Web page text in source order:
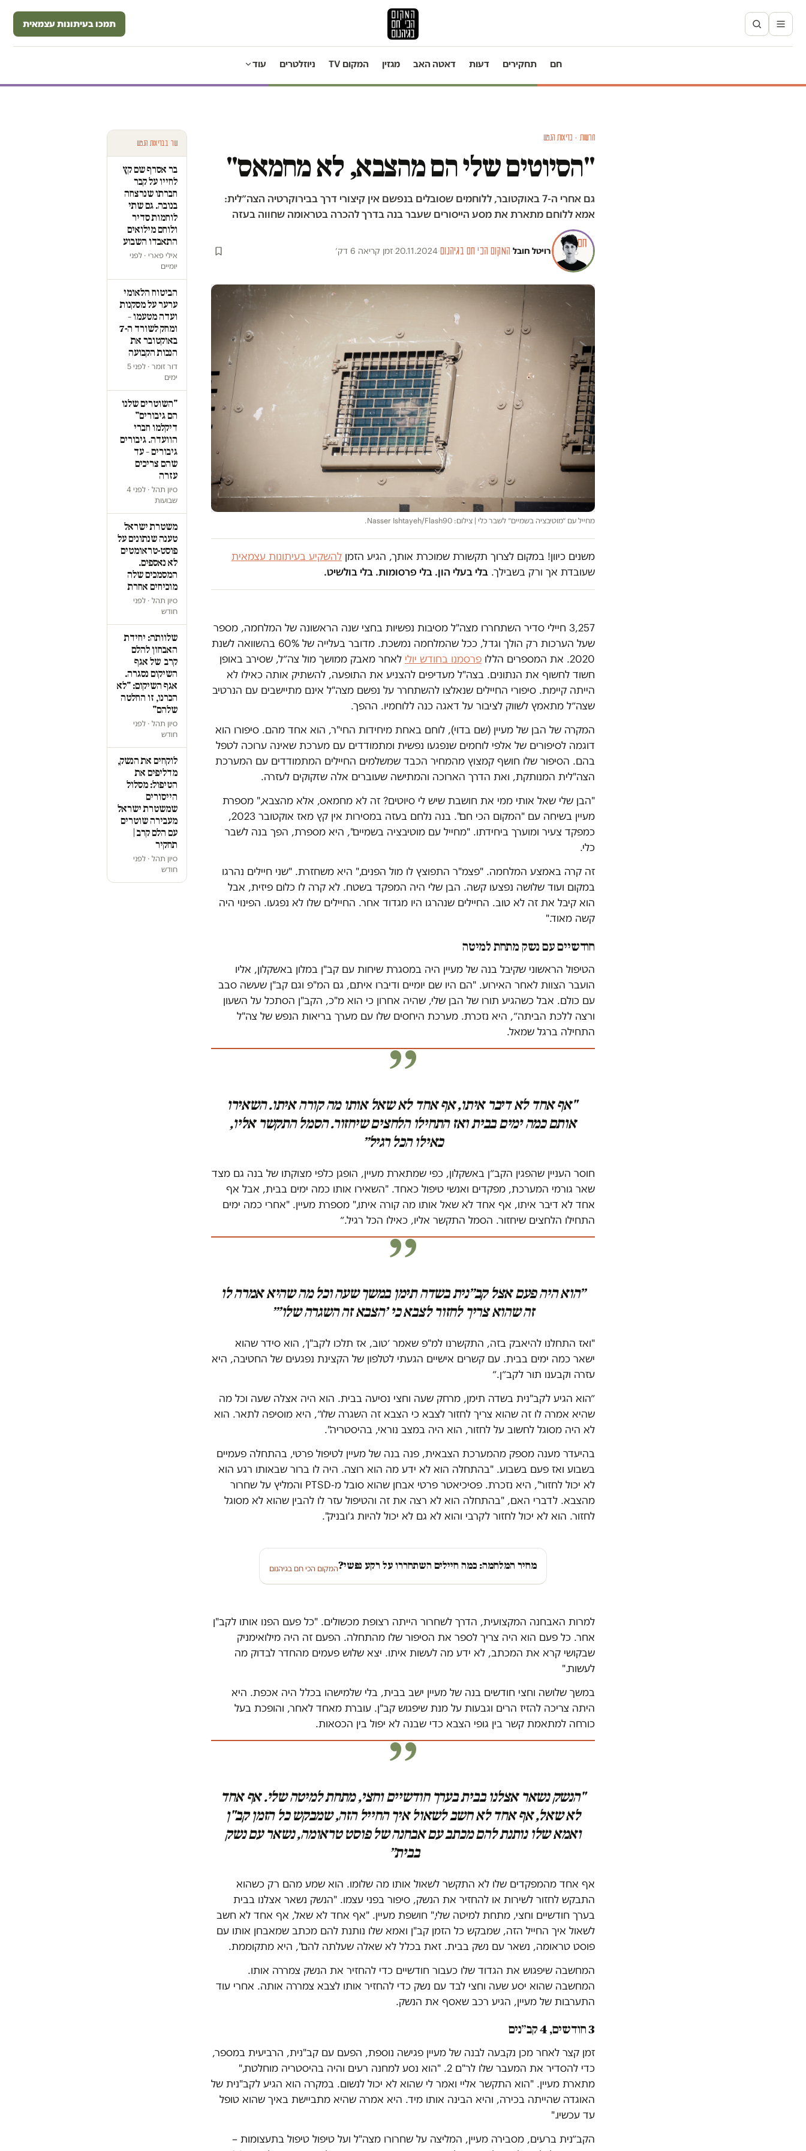
תמכו בעיתונות עצמאית
חם תחקירים דעות דאטה האב מגזין המקום TV ניוזלטרים עוד
חדשות · בריאות הנפש
"הסיוטים שלי הם מהצבא, לא מחמאס"
גם אחרי ה-7 באוקטובר, ללוחמים שסובלים בנפשם אין קיצורי דרך בבירוקרטיה הצה״לית:
אמא ללוחם מתארת את מסע הייסורים שעבר בנה בדרך להכרה בטראומה שחווה בעזה
רויטל חובל·המקום הכי חם בגיהנום·
20.11.2024
·זמן קריאה 6 דק׳
מחייל עם ״מוטיבציה בשמיים״ לשבר כלי | צילום: Nasser Ishtayeh/Flash90.
משנים כיוון! במקום לצרוך תקשורת שמוכרת אותך, הגיע הזמן להשקיע בעיתונות עצמאית
שעובדת אך ורק בשבילך. בלי בעלי הון. בלי פרסומות. בלי בולשיט.
3,257 חיילי סדיר השתחררו מצה"ל מסיבות נפשיות בחצי שנה הראשונה של המלחמה, מספר
שעל הערכות רק הולך וגדל, ככל שהמלחמה נמשכת. מדובר בעלייה של 60% בהשוואה לשנת
2020. את המספרים הללו
פרסמנו בחודש יולי לאחר מאבק ממושך מול צה״ל, שסירב באופן
חשוד לחשוף את הנתונים. בצה"ל מעדיפים להצניע את התופעה, להשתיק אותה כאילו לא
הייתה קיימת. סיפורי החיילים שנאלצו להשתחרר על נפשם מצה"ל אינם מתיישבים עם הנרטיב
שצה״ל מתאמץ לשווק לציבור על דאגה כנה ללוחמיו. ההפך.
המקרה של הבן של מעיין (שם בדוי), לוחם באחת מיחידות החי"ר, הוא אחד מהם. סיפורו הוא
דוגמה לסיפורים של אלפי לוחמים שנפגעו נפשית ומתמודדים עם מערכת שאינה ערוכה לטפל
בהם. הסיפור שלו חושף קמצוץ מהמחיר הכבד שמשלמים החיילים המתמודדים עם המערכת
הצה"לית המנותקת, ואת הדרך הארוכה והמתישה שעוברים אלה שזקוקים לעזרה.
"הבן שלי שאל אותי ממי את חושבת שיש לי סיוטים? זה לא מחמאס, אלא מהצבא," מספרת
מעיין בשיחה עם "המקום הכי חם". בנה נלחם בעזה במסירות אין קץ מאז אוקטובר 2023,
כמפקד צעיר ומוערך ביחידתו. "מחייל עם מוטיבציה בשמיים", היא מספרת, הפך בנה לשבר
כלי.
זה קרה באמצע המלחמה. "פצמ"ר התפוצץ לו מול הפנים," היא משחזרת. "שני חיילים נהרגו
במקום ועוד שלושה נפצעו קשה. הבן שלי היה המפקד בשטח. לא קרה לו כלום פיזית, אבל
הוא קיבל את זה לא טוב. החיילים שנהרגו היו מגדוד אחר. החיילים שלו לא נפגעו. הפינוי היה
קשה מאוד."
חודשיים עם נשק מתחת למיטה
הטיפול הראשוני שקיבל בנה של מעיין היה במסגרת שיחות עם קב"ן במלון באשקלון, אליו
הועבר הצוות לאחר האירוע. "הם היו שם יומיים ודיברו איתם, גם המ"פ וגם קב"ן שעשה סבב
עם כולם. אבל כשהגיע תורו של הבן שלי, שהיה אחרון כי הוא מ"כ, הקב"ן הסתכל על השעון
ורצה ללכת הביתה״, היא נזכרת. מערכת היחסים שלו עם מערך בריאות הנפש של צה"ל
התחילה ברגל שמאל.
"אף אחד לא דיבר איתו, אף אחד לא שאל אותו מה קורה איתו. השאירו
אותם כמה ימים בבית ואז התחילו הלחצים שיחזור. הסמל התקשר אליו,
כאילו הכל רגיל״
חוסר העניין שהפגין הקב״ן באשקלון, כפי שמתארת מעיין, הופגן כלפי מצוקתו של בנה גם מצד
שאר גורמי המערכת, מפקדים ואנשי טיפול כאחד. "השאירו אותו כמה ימים בבית, אבל אף
אחד לא דיבר איתו, אף אחד לא שאל אותו מה קורה איתו," מספרת מעיין. "אחרי כמה ימים
התחילו הלחצים שיחזור. הסמל התקשר אליו, כאילו הכל רגיל.״
״הוא היה פעם אצל קב״נית בשדה תימן במשך שעה וכל מה שהיא אמרה לו
זה שהוא צריך לחזור לצבא כי ׳הצבא זה השגרה שלו׳״
"ואז התחלנו להיאבק בזה, התקשרנו למ"פ שאמר ׳טוב, אז תלכו לקב"ן׳, הוא סידר שהוא
ישאר כמה ימים בבית. עם קשרים אישיים הגעתי לטלפון של הקצינת נפגעים של החטיבה, היא
עזרה וקבענו תור לקב״ן.״
״הוא הגיע לקב"נית בשדה תימן, מרחק שעה וחצי נסיעה בבית. הוא היה אצלה שעה וכל מה
שהיא אמרה לו זה שהוא צריך לחזור לצבא כי הצבא זה השגרה שלו״, היא מוסיפה לתאר. הוא
לא היה מסוגל לחשוב על לחזור, הוא היה במצב נוראי, בהיסטריה".
בהיעדר מענה מספק מהמערכת הצבאית, פנה בנה של מעיין לטיפול פרטי, בהתחלה פעמיים
בשבוע ואז פעם בשבוע. "בהתחלה הוא לא ידע מה הוא רוצה. היה לו ברור שבאותו רגע הוא
לא יכול לחזור", היא נזכרת. פסיכיאטר פרטי אבחן שהוא סובל מ-PTSD והמליץ על שחרור
מהצבא. לדברי האם, "בהתחלה הוא לא רצה את זה והטיפול עזר לו להבין שהוא לא מסוגל
לחזור. הוא לא יכול לחזור לקרבי והוא לא גם לא יכול להיות ג'ובניק".
מחיר המלחמה: כמה חיילים השתחררו על רקע נפשי?המקום הכי חם בגיהנום
למרות האבחנה המקצועית, הדרך לשחרור הייתה רצופת מכשולים. "כל פעם הפנו אותו לקב"ן
אחר. כל פעם הוא היה צריך לספר את הסיפור שלו מהתחלה. הפעם זה היה מילואימניק
שבקושי קרא את המכתב, לא ידע מה לעשות איתו. יצא שלוש פעמים מהחדר לבדוק מה
לעשות."
במשך שלושה וחצי חודשים בנה של מעיין ישב בבית, בלי שלמישהו בכלל היה אכפת. היא
היתה צריכה להזיז הרים וגבעות על מנת שיפגוש קב"ן. עוברת מאחד לאחר, והופכת בעל
כורחה למתאמת קשר בין גופי הצבא כדי שבנה לא יפול בין הכסאות.
"הנשק נשאר אצלנו בבית בערך חודשיים וחצי, מתחת למיטה שלי. אף אחד
לא שאל, אף אחד לא חשב לשאול איך החייל הזה, שמבקש כל הזמן קב"ן
ואמא שלו נותנת להם מכתב עם אבחנה של פוסט טראומה, נשאר עם נשק
בבית״
אף אחד מהמפקדים שלו לא התקשר לשאול אותו מה שלומו. הוא שמע מהם רק כשהוא
התבקש לחזור לשירות או להחזיר את הנשק, סיפור בפני עצמו. "הנשק נשאר אצלנו בבית
בערך חודשיים וחצי, מתחת למיטה שלי," חושפת מעיין. "אף אחד לא שאל, אף אחד לא חשב
לשאול איך החייל הזה, שמבקש כל הזמן קב"ן ואמא שלו נותנת להם מכתב שמאבחן אותו עם
פוסט טראומה, נשאר עם נשק בבית. זאת בכלל לא שאלה שעלתה להם", היא מתקוממת.
המחשבה שיפגוש את הגדוד שלו כעבור חודשיים כדי להחזיר את הנשק צמררה אותו.
המחשבה שהוא יסע שעה וחצי לבד עם נשק כדי להחזיר אותו לצבא צמררה אותה. אחרי עוד
התערבות של מעיין, הגיע רכב שאסף את הנשק.
3 חודשים, 4 קב״נים
זמן קצר לאחר מכן נקבעה לבנה של מעיין פגישה נוספת, הפעם עם קב"נית, הרביעית במספר,
כדי להסדיר את המעבר שלו לר"ם 2. "הוא נסע למחנה רעים והיה בהיסטריה מוחלטת,"
מתארת מעיין. "הוא התקשר אליי ואמר לי שהוא לא יכול לנשום. במקרה הוא הגיע לקב"נית של
האוגדה שהייתה בכירה, והיא הבינה אותו מיד. היא אמרה שהיא מתביישת באיך שהוא טופל
עד עכשיו."
הקב״נית ברעים, מסבירה מעיין, המליצה על שחרורו מצה"ל ועל טיפול טיפול בתעצומות –
עוד בבריאות הנפש
בר אסרף שם קץ
לחייו על קבר
חברתו שנרצחה
בנובה. גם שתי
לוחמות סדיר
ולוחם מילואים
התאבדו השבוע
אילי פארי · לפני
יומיים
הביטוח הלאומי
ערער על מסקנות
ועדה מטעמו –
ומחק לשורד ה-7
באוקטובר את
הנכות הקבועה
דור זומר · לפני 5
ימים
"השוטרים שלנו
הם גיבורים"
דיקלמו חברי
הוועדה. גיבורים
גיבורים – עד
שהם צריכים
עזרה
סיון תהל · לפני 4
שבועות
משטרת ישראל
טענה שנתונים על
פוסט-טראומטים
לא נאספים.
המסמכים שלה
מוכיחים אחרת
סיון תהל · לפני
חודש
שלוותה: יחידת
האבחון להלם
קרב של אגף
השיקום נסגרה.
אגף השיקום: "לא
הכרנו, זו החלטה
שלהם"
סיון תהל · לפני
חודש
לוקחים את הנשק,
מדליפים את
הטיפול: מסלול
הייסורים
שמשטרת ישראל
מעבירה שוטרים
עם הלם קרב |
תחקיר
סיון תהל · לפני
חודש